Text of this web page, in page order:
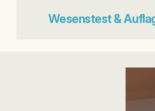
Wesenstest &